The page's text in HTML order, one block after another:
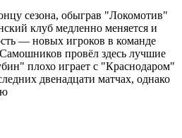
сезона, обыграв "Локомотив"
клуб медленно меняется и
― новых игроков в команде
провёл здесь лучшие
плохо играет с "Краснодаром"
двенадцати матчах, однако